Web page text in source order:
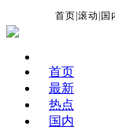
首页 |滚动 国
首页
最新
热点
国内